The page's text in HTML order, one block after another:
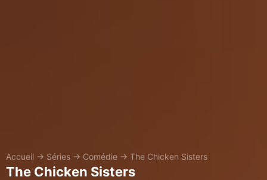
Accueil → Séries → Comédie → The Chicken Sisters
The Chicken Sisters